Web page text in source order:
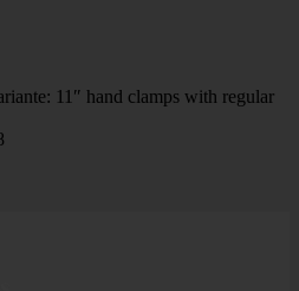
11″ hand clamps with regular